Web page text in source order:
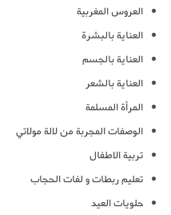
العروس المغربية
العناية بالبشرة
العناية بالجسم
العناية بالشعر
المرأة المسلمة
الوصفات المجربة من لالة مولاتي
تربية الاطفال
تعليم ربطات و لفات الحجاب
حلويات العيد